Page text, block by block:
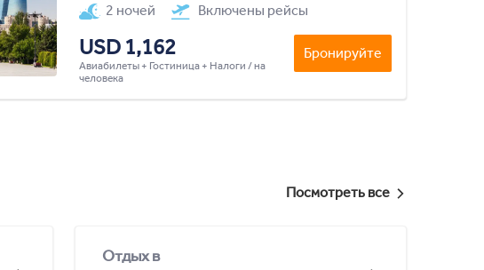
2 ночей Включены рейсы
USD 1,162
Авиабилеты + Гостиница + Налоги / на
человека
Бронируйте
Посмотреть все
Отдых в